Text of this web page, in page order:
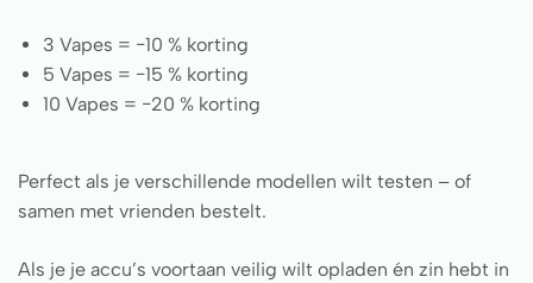
3 Vapes = −10 % korting
5 Vapes = −15 % korting
10 Vapes = −20 % korting
Perfect als je verschillende modellen wilt testen – of
samen met vrienden bestelt.
Als je je accu’s voortaan veilig wilt opladen én zin hebt in